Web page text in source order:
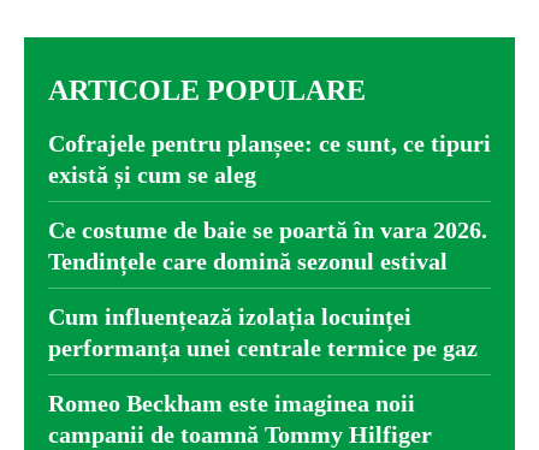
ARTICOLE POPULARE
Cofrajele pentru planșee: ce sunt, ce tipuri
există și cum se aleg
Ce costume de baie se poartă în vara 2026.
Tendințele care domină sezonul estival
Cum influențează izolația locuinței
performanța unei centrale termice pe gaz
Romeo Beckham este imaginea noii
campanii de toamnă Tommy Hilfiger